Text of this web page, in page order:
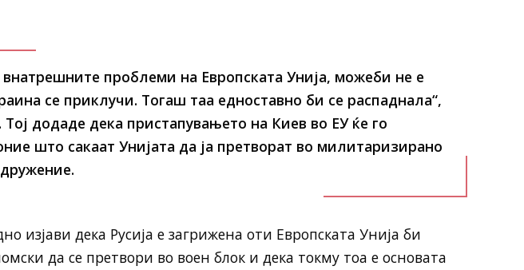
внатрешните проблеми на Европската Унија, можеби не е
се приклучи. Тогаш таа едноставно би се распаднала“,
додаде дека пристапувањето на Киев во ЕУ ќе го
што сакаат Унијата да ја претворат во милитаризирано
изјави дека Русија е загрижена оти Европската Унија би
да се претвори во воен блок и дека токму тоа е основата